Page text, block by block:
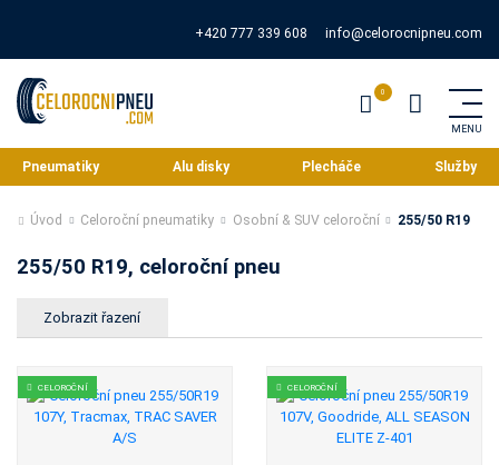
+420 777 339 608 info@celorocnipneu.com
Pneumatiky Alu disky Plecháče Služby
Úvod Celoroční pneumatiky Osobní & SUV celoroční 255/50 R19
255/50 R19, celoroční pneu
CELOROČNÍ CELOROČNÍ